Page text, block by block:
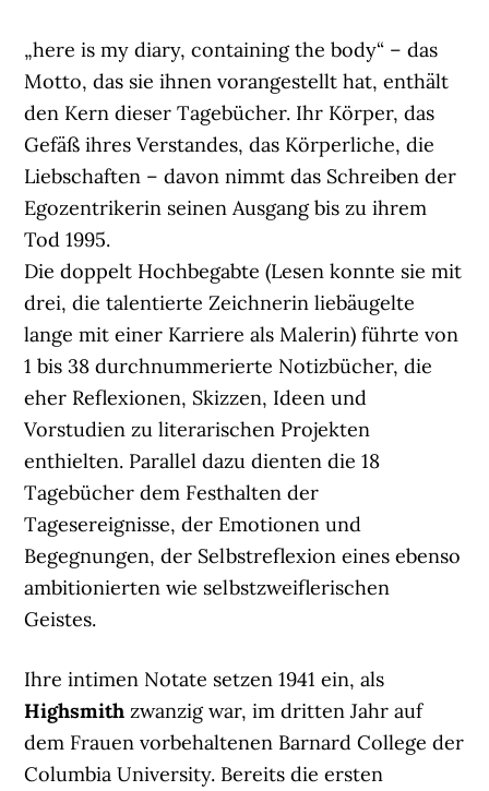
„here is my diary, containing the body“ – das
Motto, das sie ihnen vorangestellt hat, enthält
den Kern dieser Tagebücher. Ihr Körper, das
Gefäß ihres Verstandes, das Körperliche, die
Liebschaften – davon nimmt das Schreiben der
Egozentrikerin seinen Ausgang bis zu ihrem
Tod 1995.
Die doppelt Hochbegabte (Lesen konnte sie mit
drei, die talentierte Zeichnerin liebäugelte
lange mit einer Karriere als Malerin) führte von
1 bis 38 durchnummerierte Notizbücher, die
eher Reflexionen, Skizzen, Ideen und
Vorstudien zu literarischen Projekten
enthielten. Parallel dazu dienten die 18
Tagebücher dem Festhalten der
Tagesereignisse, der Emotionen und
Begegnungen, der Selbstreflexion eines ebenso
ambitionierten wie selbstzweiflerischen
Geistes.
Ihre intimen Notate setzen 1941 ein, als
Highsmith zwanzig war, im dritten Jahr auf
dem Frauen vorbehaltenen Barnard College der
Columbia University. Bereits die ersten